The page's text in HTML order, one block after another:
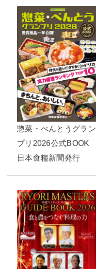
惣菜・べんとうグラン
プリ2026公式BOOK
日本食糧新聞発行